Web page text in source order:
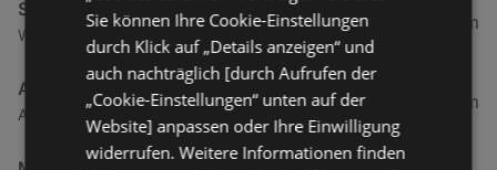
Seehund-Apotheke
Warmbadstraße 5, 26571 Juist
24,08 km
Apotheke Greetsiel
Ankerstraße 1, 26736 Krummhörn
29,66 km
Sie können Ihre Cookie-Einstellungen
durch Klick auf „Details anzeigen“ und
auch nachträglich [durch Aufrufen der
„Cookie-Einstellungen“ unten auf der
Website] anpassen oder Ihre Einwilligung
widerrufen. Weitere Informationen finden